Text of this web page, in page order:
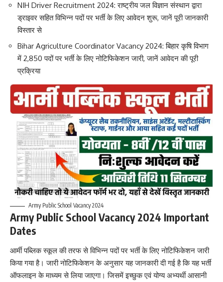
NIH Driver Recruitment 2024: राष्ट्रीय जल विज्ञान संस्थान द्वारा
ड्राइवर सहित विभिन्न पदों पर भर्ती के लिए आवेदन शुरू, जानें पूरी जानकारी
विस्तार से
Bihar Agriculture Coordinator Vacancy 2024: बिहार कृषि विभाग
में 2,850 पदों पर भर्ती के लिए नोटिफिकेशन जारी, जानें आवेदन की पूरी
प्रक्रिया
Army Public School Vacancy 2024
Army Public School Vacancy 2024 Important
Dates
आर्मी पब्लिक स्कूल की तरफ से विभिन्न पदों पर भर्ती के लिए नोटिफिकेशन जारी
किया गया है। जारी नोटिफिकेशन के अनुसार यह जानकारी दी गई है कि यह भर्ती
ऑफलाइन के माध्यम से लिया जाएगा। जिसमें इच्छुक एवं योग्य अभ्यर्थी आसानी